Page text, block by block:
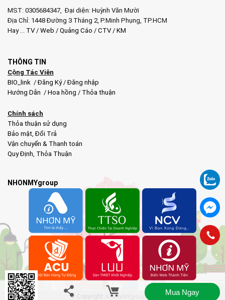
Mua Ngay
MST: 0305684347, Đại diện: Huỳnh Văn Mười
Địa Chỉ: 1448 Đường 3 Tháng 2, P.Minh Phụng, TP.HCM
Hay …
TV/ Web / Quảng Cáo / CTV/ KM
THÔNG TIN
Cộng Tác Viên
BIO_link /Đăng Ký /Đăng nhập
Hướng Dẫn / Hoa hồng / Thỏa thuận
Chính sách
Thỏa thuận sử dụng
Bảo mật ,Đổi Trả
Vận chuyển & Thanh toán
Quy Định Thỏa Thuận
NHONMYgroup
© Copyright